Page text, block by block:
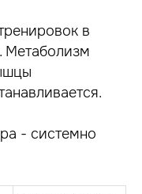
в
- системно